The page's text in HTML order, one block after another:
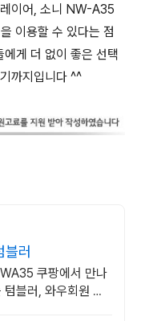
이어, 소니 NW-A35
이용할 수 있다는 점
게 더 없이 좋은 선택
까지입니다 ^^
블러
쿠팡에서 만나
블러, 와우회원 무